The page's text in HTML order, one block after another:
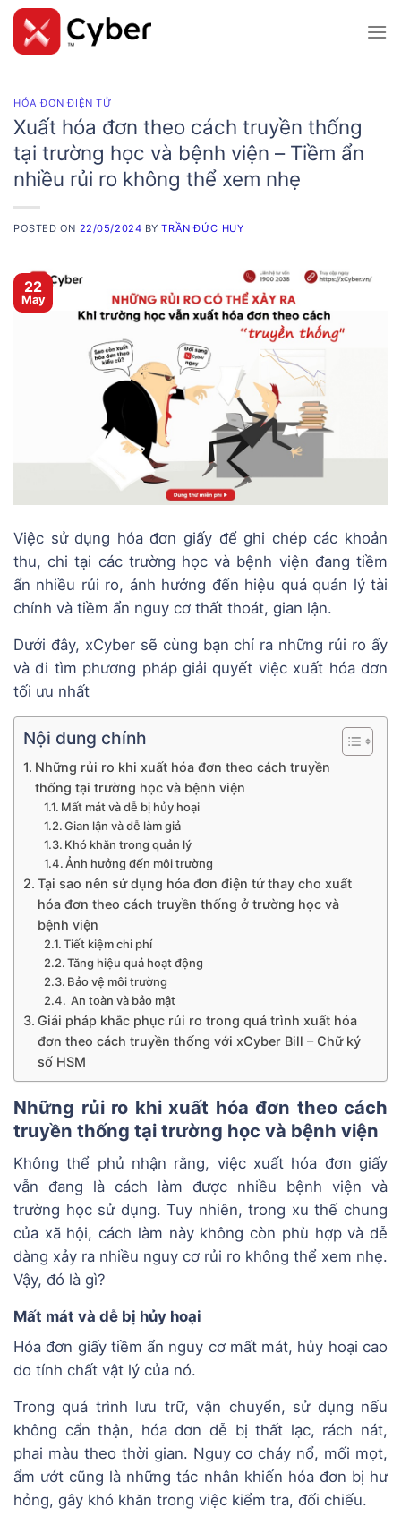
Skip
content
HÓA ĐƠN ĐIỆN TỬ
Xuất hóa đơn theo cách truyền thống
tại trường học và bệnh viện – Tiềm ẩn
nhiều rủi ro không thể xem nhẹ
POSTED ON 22/05/2024 BYTRẦN ĐỨC HUY
22
May
Việc sử dụng hóa đơn giấy để ghi chép các khoản
thu, chi tại các trường học và bệnh viện đang tiềm
ẩn nhiều rủi ro, ảnh hưởng đến hiệu quả quản lý tài
chính và tiềm ẩn nguy cơ thất thoát, gian lận.
Dưới đây, xCyber sẽ cùng bạn chỉ ra những rủi ro ấy
và đi tìm phương pháp giải quyết việc xuất hóa đơn
tối ưu nhất
Nội dung chính
Những rủi ro khi xuất hóa đơn theo cách truyền
thống tại trường học và bệnh viện
Mất mát và dễ bị hủy hoại
Gian lận và dễ làm giả
Khó khăn trong quản lý
Ảnh hưởng đến môi trường
Tại sao nên sử dụng hóa đơn điện tử thay cho xuất
hóa đơn theo cách truyền thống ở trường học và
bệnh viện
Tiết kiệm chi phí
Tăng hiệu quả hoạt động
Bảo vệ môi trường
An toàn và bảo mật
Giải pháp khắc phục rủi ro trong quá trình xuất hóa
đơn theo cách truyền thống với xCyber Bill – Chữ ký
số HSM
Những rủi ro khi xuất hóa đơn theo cách
truyền thống tại trường học và bệnh viện
Không thể phủ nhận rằng, việc xuất hóa đơn giấy
vẫn đang là cách làm được nhiều bệnh viện và
trường học sử dụng. Tuy nhiên, trong xu thế chung
của xã hội, cách làm này không còn phù hợp và dễ
dàng xảy ra nhiều nguy cơ rủi ro không thể xem nhẹ.
Vậy, đó là gì?
Mất mát và dễ bị hủy hoại
Hóa đơn giấy tiềm ẩn nguy cơ mất mát, hủy hoại cao
do tính chất vật lý của nó.
Trong quá trình lưu trữ, vận chuyển, sử dụng nếu
không cẩn thận, hóa đơn dễ bị thất lạc, rách nát,
phai màu theo thời gian. Nguy cơ cháy nổ, mối mọt,
ẩm ướt cũng là những tác nhân khiến hóa đơn bị hư
hỏng, gây khó khăn trong việc kiểm tra, đối chiếu.